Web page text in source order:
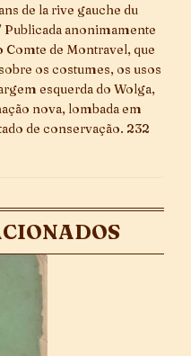
de la rive gauche du
Publicada anonimamente
Comte de Montravel, que
os costumes, os usos
esquerda do Wolga,
nova, lombada em
de conservação. 232